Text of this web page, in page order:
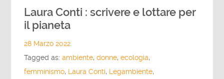
Laura Conti : scrivere e lottare per
il pianeta
28 Marzo 2022
Tagged as:ambiente,donne,ecologia,
femminismo, Laura Conti, Legambiente,